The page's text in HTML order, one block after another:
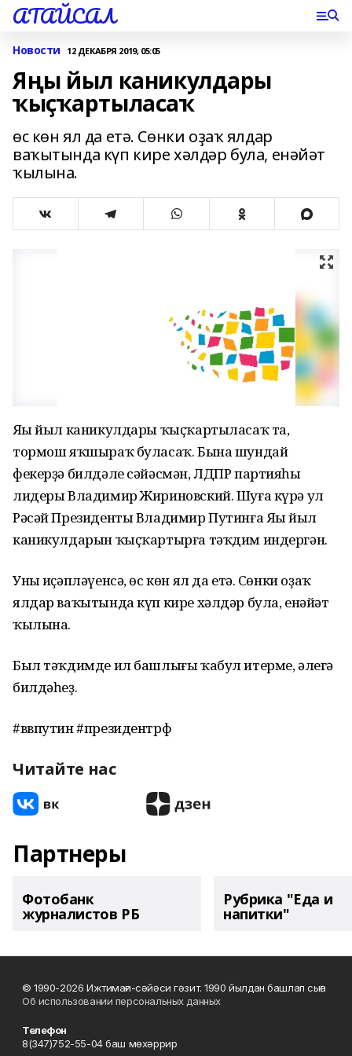
АТАЙСАЛ
Новости 12 ДЕКАБРЯ 2019, 05:05
Яңы йыл каникулдары
ҡыҫҡартыласаҡ
өс көн ял да етә. Сөнки оҙаҡ ялдар
ваҡытында күп кире хәлдәр була, енәйәт
ҡылына.
Яңы йыл каникулдары ҡыҫҡартыласаҡ та,
тормош яҡшыраҡ буласаҡ. Бына шундай
фекерҙә билдәле сәйәсмән, ЛДПР партияһы
лидеры Владимир Жириновский. Шуға күрә ул
Рәсәй Президенты Владимир Путинға Яңы йыл
каникулдарын ҡыҫҡартырға тәҡдим индергән.
Уның иҫәпләүенсә, өс көн ял да етә. Сөнки оҙаҡ
ялдар ваҡытында күп кире хәлдәр була, енәйәт
ҡылына.
Был тәҡдимде ил башлығы ҡабул итерме, әлегә
билдәһеҙ.
#ввпутин #президентрф
Читайте нас
Партнеры
Фотобанк
журналистов РБ
Рубрика "Еда и
напитки"
© 1990-2026 Ижтимағи-сәйәси гәзит. 1990 йылдан башлап сыға
Об использовании персональных данных
Телефон
8(347)752-55-04 баш мөхәррир